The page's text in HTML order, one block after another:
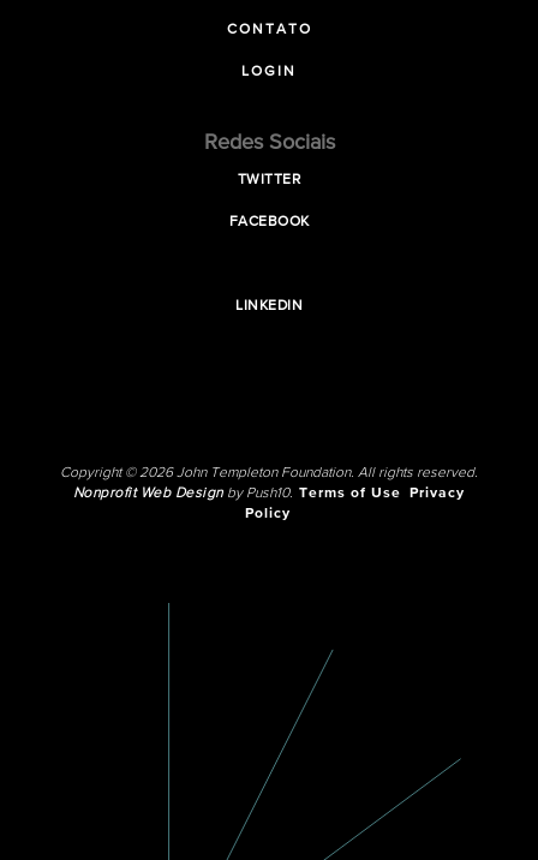
CONTATO
LOGIN
Redes Sociais
TWITTER
FACEBOOK
LINKEDIN
Copyright © 2026 John Templeton Foundation. All rights reserved.
Nonprofit Web Designby Push10. Terms of Use
Privacy
Policy